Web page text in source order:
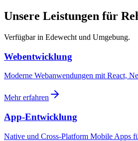
Unsere Leistungen für
Verfügbar in Edewecht und Umgebung.
Webentwicklung
Moderne Webanwendungen mit React,
Mehr erfahren
App-Entwicklung
Native und Cross-Platform Mobile Apps